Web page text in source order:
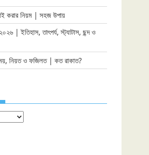
করার নিয়ম | সহজ উপায়
| ইতিহাস, তাৎপর্য, স্ট্যাটাস, ছন্দ ও
নিয়ত ও ফজিলত | কত রাকাত?